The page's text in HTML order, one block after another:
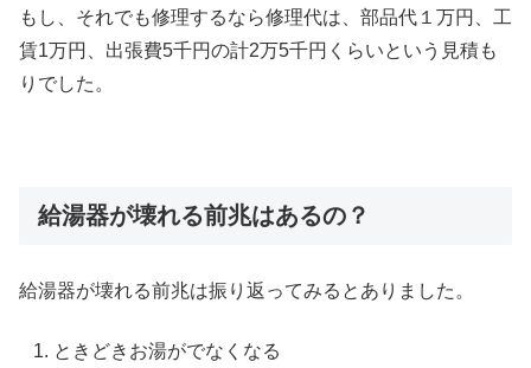
もし、それでも修理するなら修理代は、部品代１万円、工
賃1万円、出張費5千円の計2万5千円くらいという見積も
りでした。
給湯器が壊れる前兆はあるの？
給湯器が壊れる前兆は振り返ってみるとありました。
ときどきお湯がでなくなる